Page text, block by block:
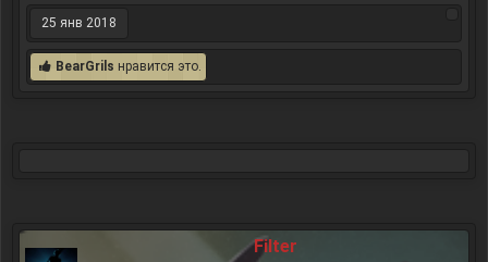
25 янв 2018
BearGrils нравится это.
Filter